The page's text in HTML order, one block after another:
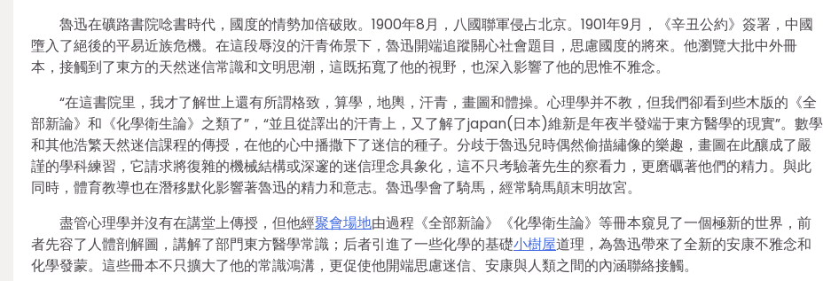
魯迅在礦路書院唸書時代，國度的情勢加倍破敗。1900年8月，八國聯軍侵占北京。1901年9月，《辛丑公約》簽署，中國
墮入了絕後的平易近族危機。在這段辱沒的汗青佈景下，魯迅開端追蹤關心社會題目，思慮國度的將來。他瀏覽大批中外冊
本，接觸到了東方的天然迷信常識和文明思潮，這既拓寬了他的視野，也深入影響了他的思惟不雅念。
“在這書院里，我才了解世上還有所謂格致，算學，地輿，汗青，畫圖和體操。心理學并不教，但我們卻看到些木版的《全
部新論》和《化學衛生論》之類了”，“並且從譯出的汗青上，又了解了japan(日本)維新是年夜半發端于東方醫學的現實”。數學
和其他浩繁天然迷信課程的傳授，在他的心中播撒下了迷信的種子。分歧于魯迅兒時偶然偷描繡像的樂趣，畫圖在此釀成了嚴
謹的學科練習，它請求將復雜的機械結構或深邃的迷信理念具象化，這不只考驗著先生的察看力，更磨礪著他們的精力。與此
同時，體育教導也在潛移默化影響著魯迅的精力和意志。魯迅學會了騎馬，經常騎馬顛末明故宮。
盡管心理學并沒有在講堂上傳授，但他經聚會場地由過程《全部新論》《化學衛生論》等冊本窺見了一個極新的世界，前
者先容了人體剖解圖，講解了部門東方醫學常識；后者引進了一些化學的基礎小樹屋道理，為魯迅帶來了全新的安康不雅念和
化學發蒙。這些冊本不只擴大了他的常識鴻溝，更促使他開端思慮迷信、安康與人類之間的內涵聯絡接觸。